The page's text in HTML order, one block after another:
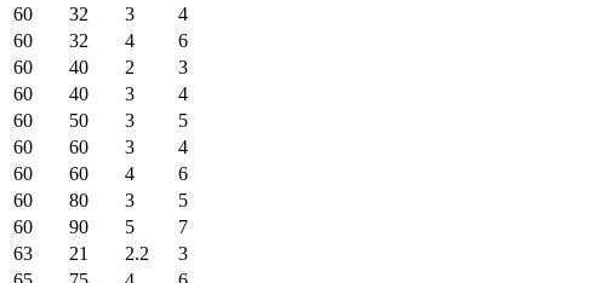
60
32 3
4
60
32 4
6
60
40 2
3
60
40 3
4
60
50 3
5
60
60 3
4
60
60 4
6
60
80 3
5
60
90 5
7
63
21 2.2
3